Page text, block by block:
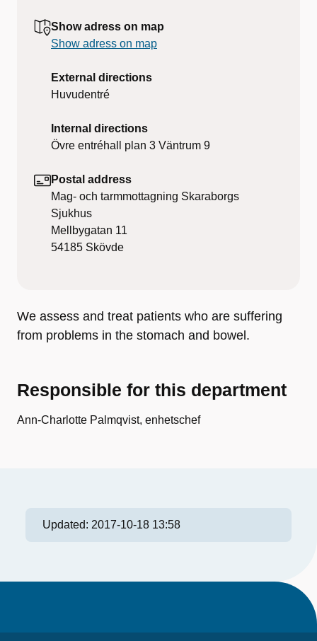
Show adress on map
Show adress on map
External directions
Huvudentré
Internal directions
Övre entréhall plan 3 Väntrum 9
Postal address
Mag- och tarmmottagning Skaraborgs
Sjukhus
Mellbygatan 11
54185 Skövde
We assess and treat patients who are suffering
from problems in the stomach and bowel.
Responsible for this department
Ann-Charlotte Palmqvist, enhetschef
Updated: 2017-10-18 13:58